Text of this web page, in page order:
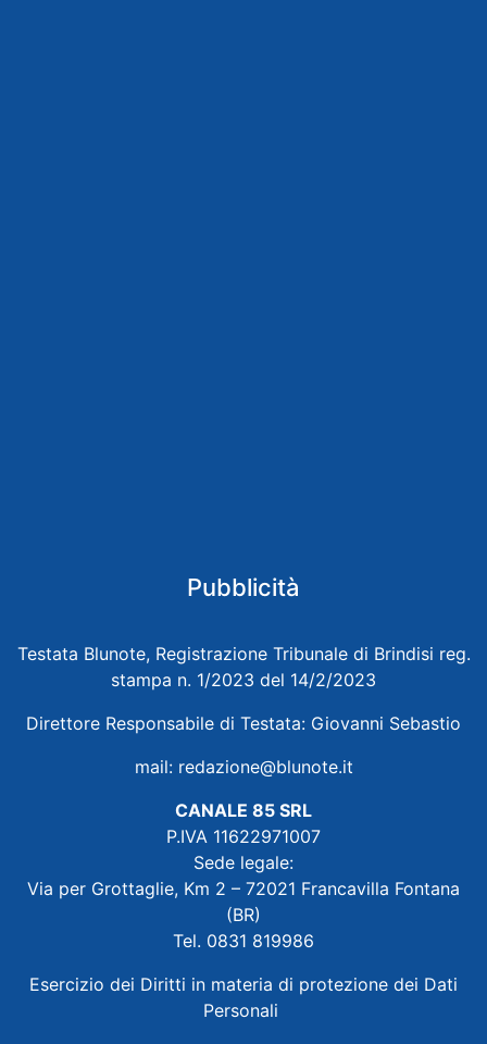
Pubblicità
Testata Blunote, Registrazione Tribunale di Brindisi reg.
stampa n. 1/2023 del 14/2/2023
Direttore Responsabile di Testata: Giovanni Sebastio
mail: redazione@blunote.it
CANALE 85 SRL
P.IVA 11622971007
Sede legale:
Via per Grottaglie, Km 2 – 72021 Francavilla Fontana
(BR)
Tel. 0831 819986
Esercizio dei Diritti in materia di protezione dei Dati
Personali